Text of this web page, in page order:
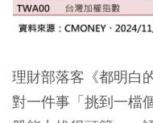
理財部落客《都明白
對一件事「挑到一檔